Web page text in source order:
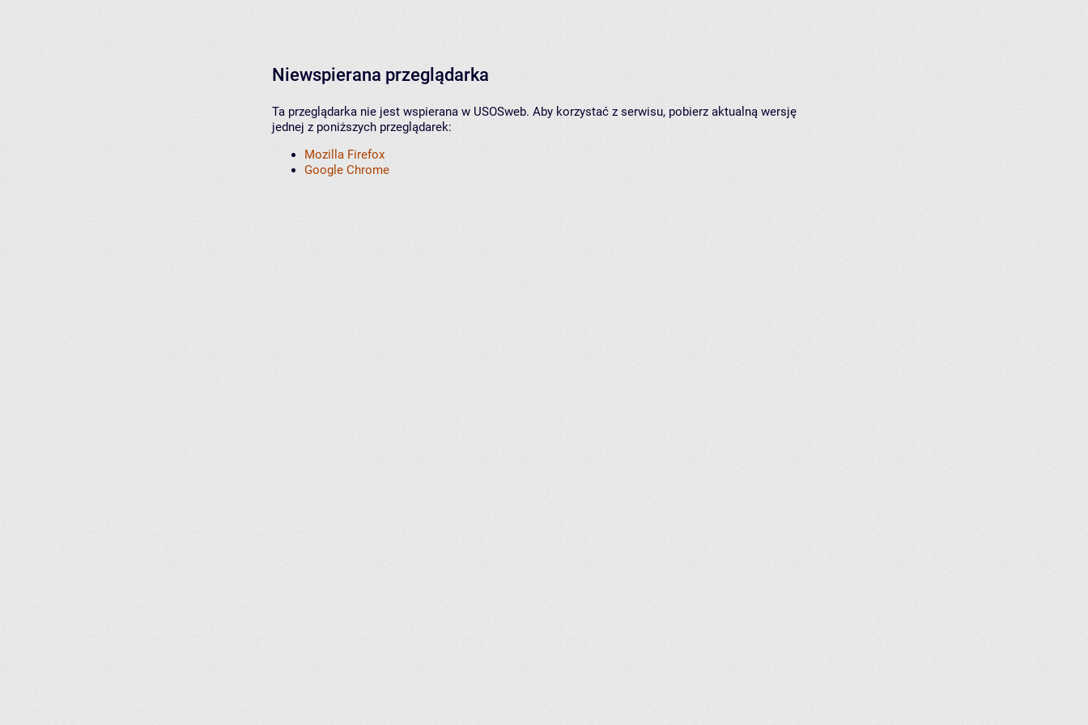
Niewspierana przeglądarka
Ta przeglądarka nie jest wspierana w USOSweb. Aby korzystać z serwisu, pobierz aktualną wersję
jednej z poniższych przeglądarek:
Mozilla Firefox
Google Chrome